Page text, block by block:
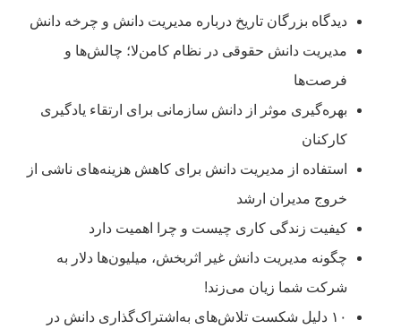
دیدگاه بزرگان تاریخ درباره مدیریت دانش و چرخه دانش
مدیریت دانش حقوقی در نظام کامن‌لا؛ چالش‌ها و
فرصت‌ها
بهره‌گیری موثر از دانش سازمانی برای ارتقاء یادگیری
کارکنان
استفاده از مدیریت دانش برای کاهش هزینه‌های ناشی از
خروج مدیران ارشد
کیفیت زندگی کاری چیست و چرا اهمیت دارد
چگونه مدیریت دانش غیر اثربخش، میلیون‌ها دلار به
شرکت شما زیان می‌زند!
۱۰ دلیل شکست تلاش‌های به‌اشتراک‌گذاری دانش در